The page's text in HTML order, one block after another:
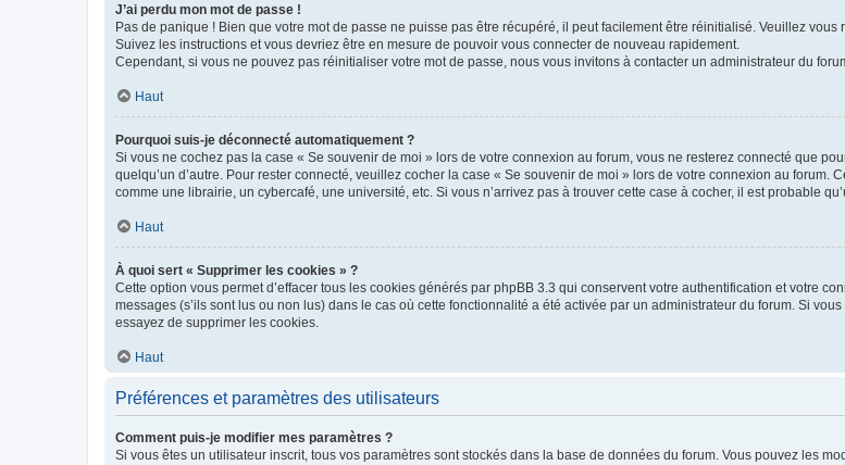
J’ai perdu mon mot de passe !
Pas de panique ! Bien que votre mot de passe ne puisse pas être récupéré, il peut facilement être réinitialisé. Veuillez
Suivez les instructions et vous devriez être en mesure de pouvoir vous connecter de nouveau rapidement.
Cependant, si vous ne pouvez pas réinitialiser votre mot de passe, nous vous invitons à contacter un administrateur du
Haut
Pourquoi suis-je déconnecté automatiquement ?
Si vous ne cochez pas la case « Se souvenir de moi » lors de votre connexion au forum, vous ne resterez connecté que
quelqu’un d’autre. Pour rester connecté, veuillez cocher la case « Se souvenir de moi » lors de votre connexion au forum.
comme une librairie, un cybercafé, une université, etc. Si vous n’arrivez pas à trouver cette case à cocher, il est probable
Haut
À quoi sert « Supprimer les cookies » ?
Cette option vous permet d’effacer tous les cookies générés par phpBB 3.3 qui conservent votre authentification et votre
messages (s’ils sont lus ou non lus) dans le cas où cette fonctionnalité a été activée par un administrateur du forum. Si
essayez de supprimer les cookies.
Haut
Préférences et paramètres des utilisateurs
Comment puis-je modifier mes paramètres ?
Si vous êtes un utilisateur inscrit, tous vos paramètres sont stockés dans la base de données du forum. Vous pouvez les